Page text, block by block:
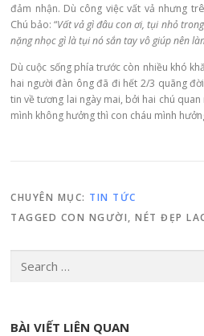
đảm nhận. Dù công việc vất vả nhưng
Chú bảo: “Vất vả gì đâu con ơi, tụi nhỏ
nặng nhọc gì là tụi nó sắn tay vô giúp nên
Dù cuộc sống phía trước còn nhiều khó
hai người đàn ông đã đi hết 2/3 quãng
tin về tương lai ngày mai, bởi hai chú
mình không hưởng thì con cháu mình
CHUYÊN MỤC: TIN TỨC
TAGGED CON NGƯỜI,NÉT ĐẸP
BÀI VIẾT LIÊN QUAN